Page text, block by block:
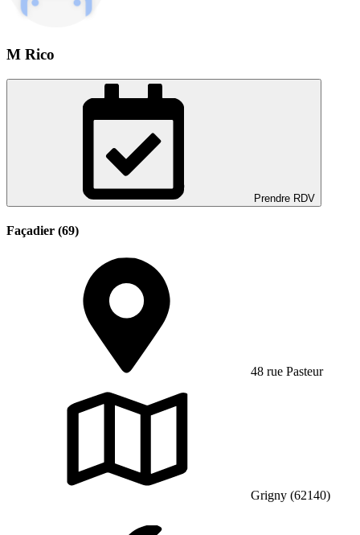
M Rico
Prendre RDV
Façadier (69)
48 rue Pasteur
Grigny (62140)